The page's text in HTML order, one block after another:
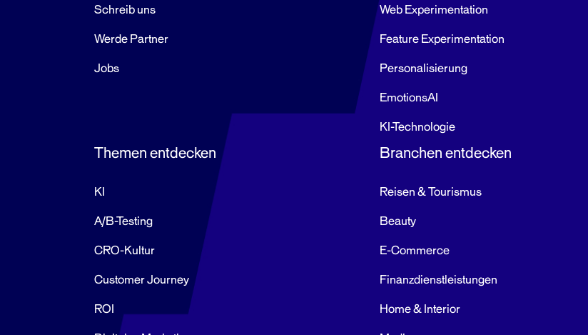
Schreib uns
Werde Partner
Jobs
Web Experimentation
Feature Experimentation
Personalisierung
EmotionsAI
KI-Technologie
Themen entdecken
KI
A/B-Testing
CRO-Kultur
Customer Journey
ROI
Branchen entdecken
Reisen & Tourismus
Beauty
E-Commerce
Finanzdienstleistungen
Home & Interior